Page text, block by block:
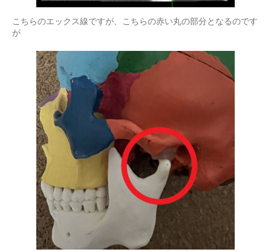
こちらのエックス線ですが、こちらの赤い丸の部分となるのです
が